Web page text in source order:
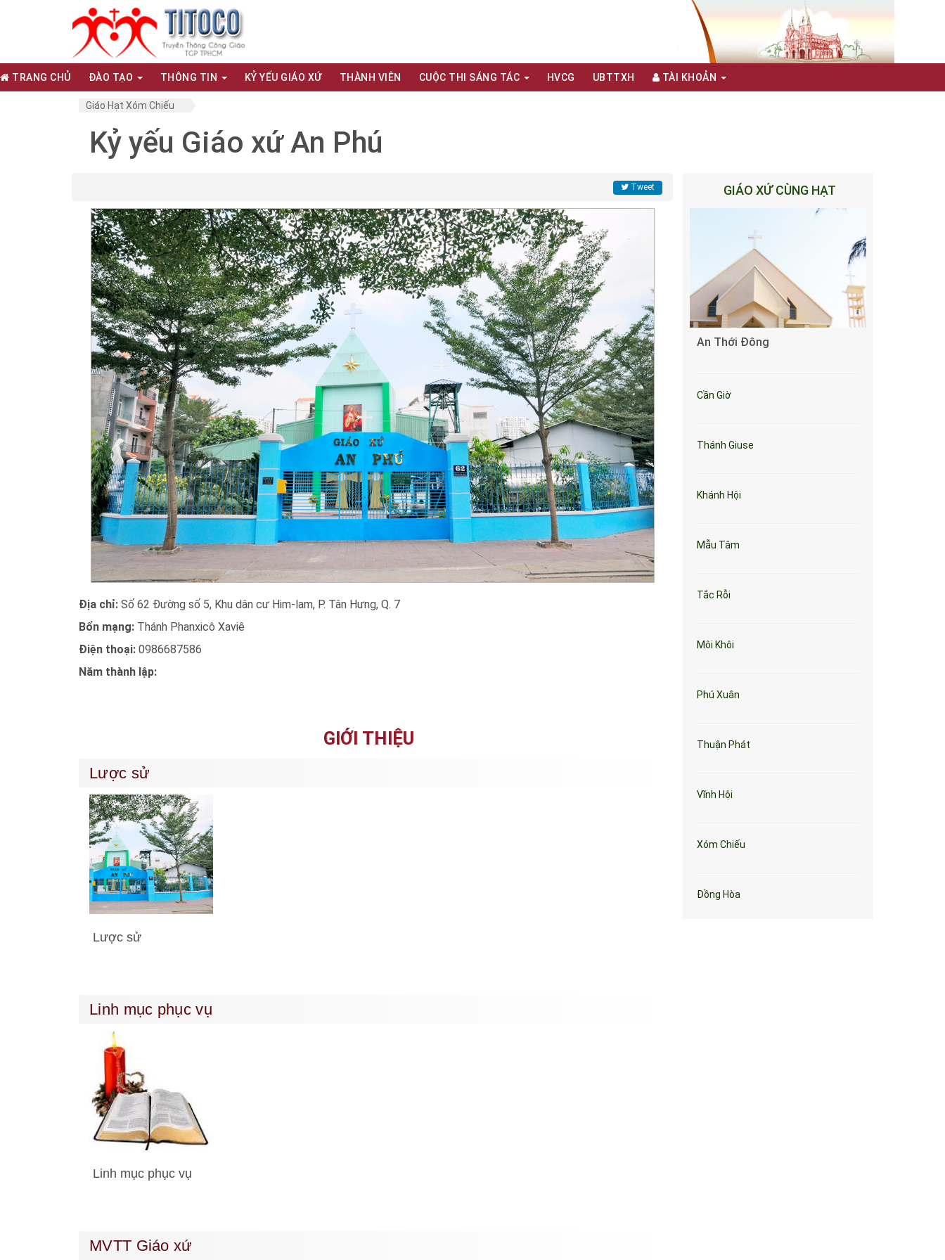
TRANG CHỦ ĐÀO TẠO THÔNG TIN KỶ YẾU GIÁO XỨ THÀNH VIÊN CUỘC THI SÁNG TÁC HVCG UBTTXH TÀI KHOẢN
Giáo Hạt Xóm Chiếu
Kỷ yếu Giáo xứ An Phú
Tweet
Địa chỉ: Số 62 Đường số 5, Khu dân cư Him-lam, P. Tân Hưng, Q. 7
Bổn mạng: Thánh Phanxicô Xaviê
Điện thoại: 0986687586
Năm thành lập:
GIỚI THIỆU
Lược sử
Lược sử
Linh mục phục vụ
Linh mục phục vụ
MVTT Giáo xứ
GIÁO XỨ CÙNG HẠT
An Thới Đông
Cần Giờ
Thánh Giuse
Khánh Hội
Mẫu Tâm
Tắc Rỗi
Môi Khôi
Phú Xuân
Thuận Phát
Vĩnh Hội
Xóm Chiếu
Đồng Hòa